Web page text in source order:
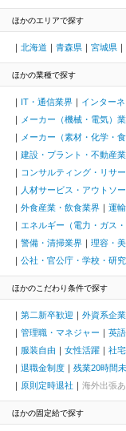
ほかのエリアで探す
北海道 青森県 宮城県
ほかの業種で探す
IT・通信業界
インター
メーカー（機械・電気）
メーカー（素材・化学・
建設・プラント・不動産
コンサルティング・リサ
人材サービス・アウトソ
外食産業・飲食業界
運
エネルギー（電力・ガス
警備・清掃業界
理容・
公社・官公庁・学校・研
ほかのこだわり条件で探す
第二新卒歓迎 外資系企業
管理職・マネジャー
英
服装自由
女性活躍 社
退職金制度
残業20時間
原則定時退社
海外出張あ
ほかの固定給で探す